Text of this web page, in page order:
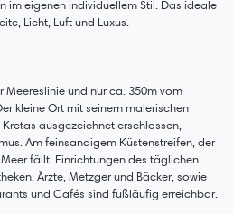
im eigenen individuellem Stil. Das ideale
Licht, Luft und Luxus.
Meereslinie und nur ca. 350m vom
kleine Ort mit seinem malerischen
ausgezeichnet erschlossen,
Am feinsandigem Küstenstreifen, der
fällt. Einrichtungen des täglichen
Ärzte, Metzger und Bäcker, sowie
und Cafés sind fußläufig erreichbar.